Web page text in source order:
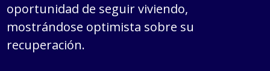
oportunidad de seguir viviendo,
mostrándose optimista sobre su
recuperación.